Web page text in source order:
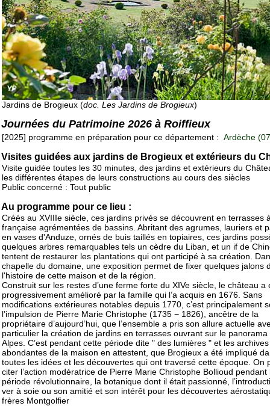
Jardins de Brogieux (doc. Les Jardins de Brogieux)
Journées du Patrimoine 2026 à Roiffieux
[2025] programme en préparation pour ce département : Ardèche
Visites guidées aux jardins de Brogieux et extérieurs du
Visite guidée toutes les 30 minutes, des jardins et extérieurs du
les différentes étapes de leurs constructions au cours des siècles
Public concerné : Tout public
Au programme pour ce lieu :
Créés au XVIIIe siècle, ces jardins privés se découvrent en terrasses
française agrémentées de bassins. Abritant des agrumes, lauriers et
en vases d'Anduze, ornés de buis taillés en topiaires, ces jardins
quelques arbres remarquables tels un cèdre du Liban, et un if de
tentent de restaurer les plantations qui ont participé à sa création.
chapelle du domaine, une exposition permet de fixer quelques jalons
l'histoire de cette maison et de la région.
Construit sur les restes d’une ferme forte du XIVe siècle, le château a
progressivement amélioré par la famille qui l’a acquis en 1676. Sans
modifications extérieures notables depuis 1770, c’est principalement
l’impulsion de Pierre Marie Christophe (1735 − 1826), ancêtre de la
propriétaire d’aujourd’hui, que l’ensemble a pris son allure actuelle
particulier la création de jardins en terrasses ouvrant sur le panorama
Alpes. C’est pendant cette période dite " des lumières " et les archives
abondantes de la maison en attestent, que Brogieux a été impliqué
toutes les idées et les découvertes qui ont traversé cette époque. On
citer l’action modératrice de Pierre Marie Christophe Bollioud pendant
période révolutionnaire, la botanique dont il était passionné,
ver à soie ou son amitié et son intérêt pour les découvertes
frères Montgolfier